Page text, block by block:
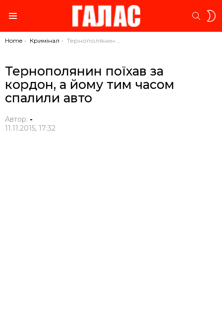
You are here:
Home Кримінал Тернополянин поїхав за кордон, а йому тим часом спалили авто
Тернополянин поїхав за
кордон, а йому тим часом
спалили авто
Автор: -
11.11.2015, 17:32